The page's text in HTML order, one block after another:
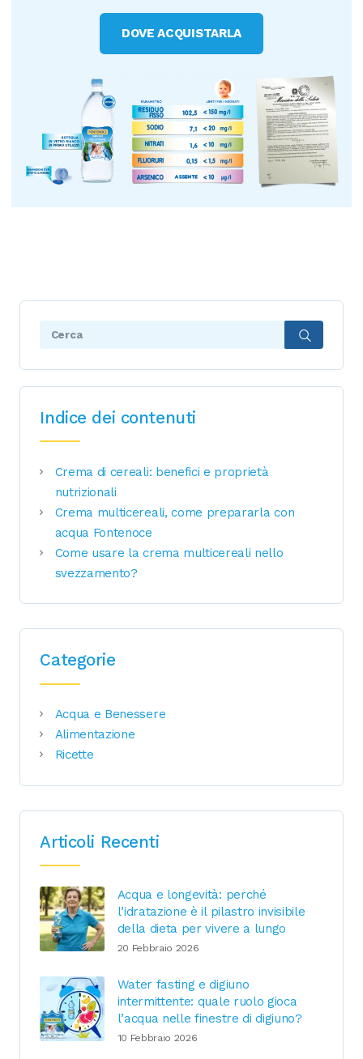
DOVE ACQUISTARLA
Search:
Indice dei contenuti
Crema di cereali: benefici e proprietà
nutrizionali
Crema multicereali, come prepararla con
acqua Fontenoce
Come usare la crema multicereali nello
svezzamento?
Categorie
Acqua e Benessere
Alimentazione
Ricette
Articoli Recenti
Acqua e longevità: perché
l’idratazione è il pilastro invisibile
della dieta per vivere a lungo
20 Febbraio 2026
Water fasting e digiuno
intermittente: quale ruolo gioca
l’acqua nelle finestre di digiuno?
10 Febbraio 2026